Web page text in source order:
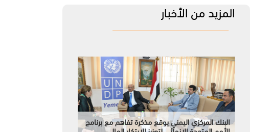
المزيد من الأخبار
البنك المركزي اليمني يوقع مذكرة تفاهم مع برنامج